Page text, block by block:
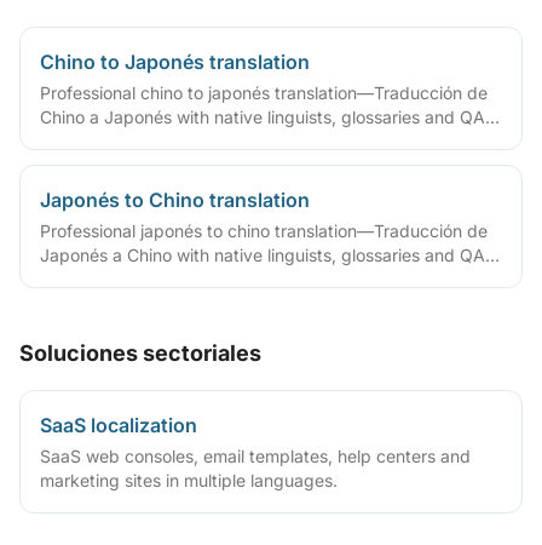
Chino to Japonés translation
Professional chino to japonés translation—Traducción de
Chino a Japonés with native linguists, glossaries and QA
Japonés to Chino translation
Professional japonés to chino translation—Traducción de
Japonés a Chino with native linguists, glossaries and QA
Soluciones sectoriales
SaaS localization
SaaS web consoles, email templates, help centers and
marketing sites in multiple languages.